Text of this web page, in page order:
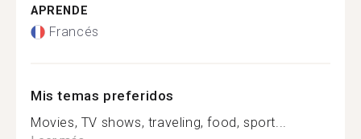
APRENDE
Francés
Mis temas preferidos
Movies, TV shows, traveling, food, sport...